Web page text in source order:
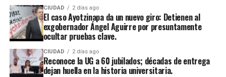
CIUDAD 2 días ago
El caso Ayotzinapa da un nuevo giro: Detienen al
exgobernador Ángel Aguirre por presuntamente
ocultar pruebas clave.
CIUDAD 2 días ago
Reconoce la UG a 60 jubilados; décadas de entrega
dejan huella en la historia universitaria.